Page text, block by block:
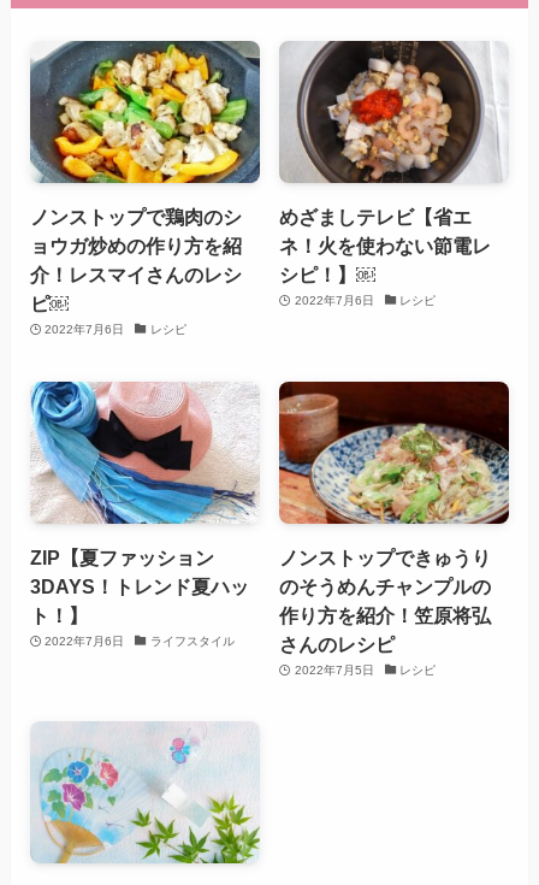
ノンストップで鶏肉のシ
ョウガ炒めの作り方を紹
介！レスマイさんのレシ
ピ￼
2022年7月6日 レシピ
めざましテレビ【省エ
ネ！火を使わない節電レ
シピ！】￼
2022年7月6日 レシピ
ZIP【夏ファッション
3DAYS！トレンド夏ハッ
ト！】
2022年7月6日 ライフスタイル
ノンストップできゅうり
のそうめんチャンプルの
作り方を紹介！笠原将弘
さんのレシピ
2022年7月5日 レシピ